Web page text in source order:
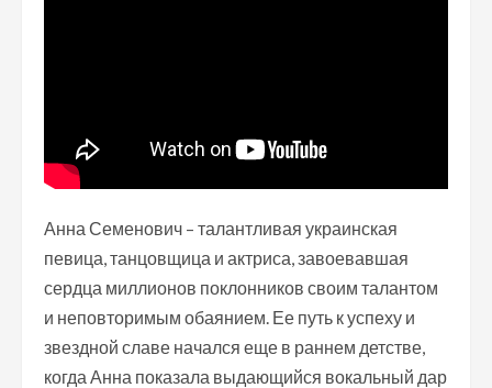
Анна Семенович – талантливая украинская
певица, танцовщица и актриса, завоевавшая
сердца миллионов поклонников своим талантом
и неповторимым обаянием. Ее путь к успеху и
звездной славе начался еще в раннем детстве,
когда Анна показала выдающийся вокальный дар